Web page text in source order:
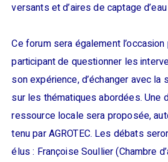
versants et d’aires de captage
Ce forum sera également
participant de questionner les
son expérience, d’échanger avec
sur les thématiques abordées. Une
ressource locale sera proposée,
tenu par AGROTEC. Les débats
élus : Françoise Soullier (Chambre